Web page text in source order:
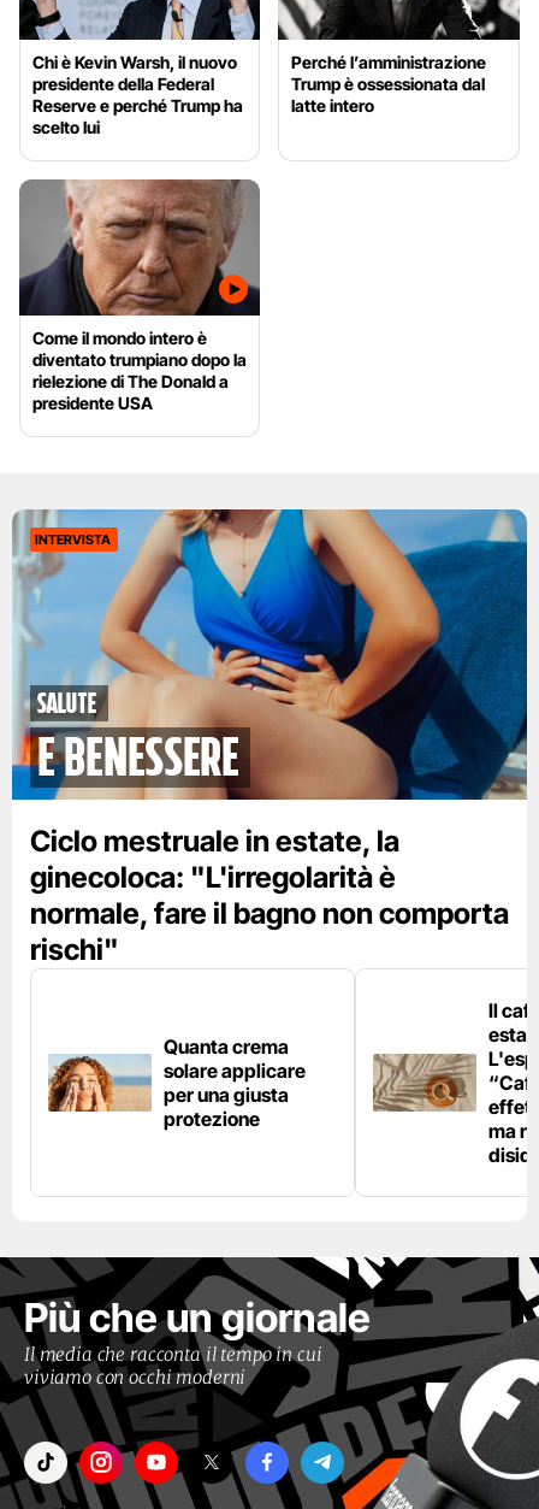
Chi è Kevin Warsh, il nuovo
presidente della Federal
Reserve e perché Trump ha
scelto lui
Perché l’amministrazione
Trump è ossessionata dal
latte intero
Come il mondo intero è
diventato trumpiano dopo la
rielezione di The Donald a
presidente USA
INTERVISTA
Salute
e benessere
Ciclo mestruale in estate, la
ginecoloca: "L'irregolarità è
normale, fare il bagno non comporta
rischi"
Quanta crema
solare applicare
per una giusta
protezione
Il
ma
Più che un giornale
Il media che racconta il tempo in cui
viviamo con occhi moderni